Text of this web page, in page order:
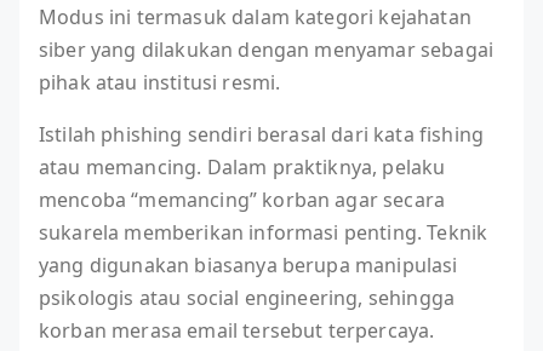
Modus ini termasuk dalam kategori kejahatan
siber yang dilakukan dengan menyamar sebagai
pihak atau institusi resmi.
Istilah phishing sendiri berasal dari kata fishing
atau memancing. Dalam praktiknya, pelaku
mencoba “memancing” korban agar secara
sukarela memberikan informasi penting. Teknik
yang digunakan biasanya berupa manipulasi
psikologis atau social engineering, sehingga
korban merasa email tersebut terpercaya.